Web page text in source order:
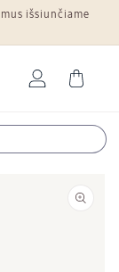
išsiunčiame
PrisijungtiKrepšelis